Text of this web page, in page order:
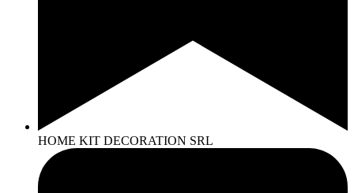
HOME KIT DECORATION SRL